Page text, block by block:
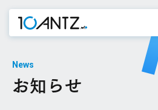
News
お知らせ